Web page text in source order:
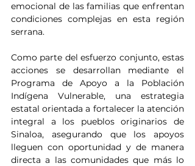
emocional de las familias que enfrentan
condiciones complejas en esta región
serrana.
Como parte del esfuerzo conjunto, estas
acciones se desarrollan mediante el
Programa de Apoyo a la Población
Indígena Vulnerable, una estrategia
estatal orientada a fortalecer la atención
integral a los pueblos originarios de
Sinaloa, asegurando que los apoyos
lleguen con oportunidad y de manera
directa a las comunidades que más lo